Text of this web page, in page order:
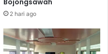
Bojongsawah
2 hari ago